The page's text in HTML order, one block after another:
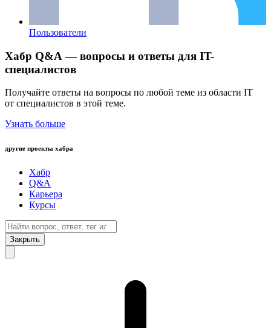
Пользователи
Хабр Q&A — вопросы и ответы для IT-
специалистов
Получайте ответы на вопросы по любой теме из области IT
от специалистов в этой теме.
Узнать больше
другие проекты хабра
Хабр
Q&A
Карьера
Курсы
Закрыть